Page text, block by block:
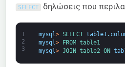
SELECT δηλώσεις που
1
2
3
mysql> SELECT table1.
mysql> FROM table1
mysql> JOIN table2 ON